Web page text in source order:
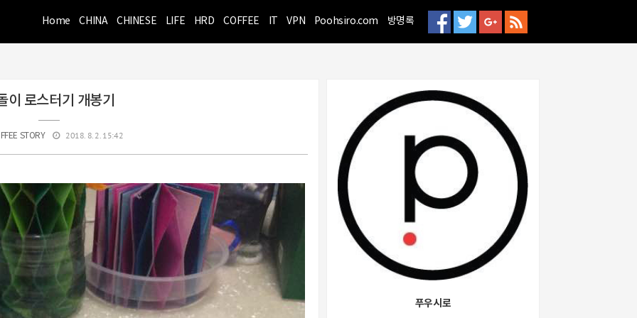
Home CHINA CHINESE LIFE HRD COFFEE IT VPN Poohsiro.com 방명록
이 로스터기 개봉기
STORY 2018. 8. 2. 15:42
푸우시로